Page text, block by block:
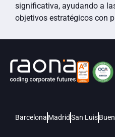
significativa, ayudando a
objetivos estratégicos con
Barcelona MadridSan Luis